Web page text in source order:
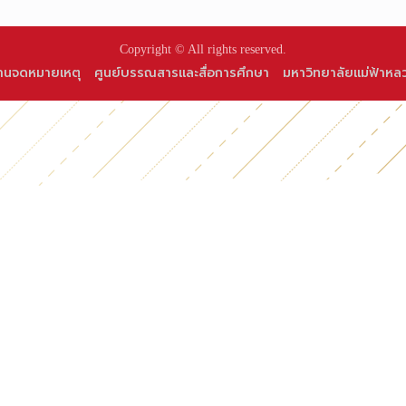
Copyright © All rights reserved.
นจดหมายเหตุ ศูนย์บรรณสารและสื่อการศึกษา มหาวิทยาลัยแม่ฟ้าหล